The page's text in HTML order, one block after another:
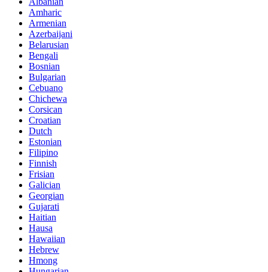
Amharic
Armenian
Azerbaijani
Belarusian
Bengali
Bosnian
Bulgarian
Cebuano
Chichewa
Corsican
Croatian
Dutch
Estonian
Filipino
Finnish
Frisian
Galician
Georgian
Gujarati
Haitian
Hausa
Hawaiian
Hebrew
Hmong